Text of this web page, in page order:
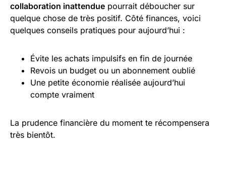
collaboration inattendue pourrait déboucher sur
quelque chose de très positif. Côté finances, voici
quelques conseils pratiques pour aujourd’hui :
Évite les achats impulsifs en fin de journée
Revois un budget ou un abonnement oublié
Une petite économie réalisée aujourd’hui
compte vraiment
La prudence financière du moment te récompensera
très bientôt.